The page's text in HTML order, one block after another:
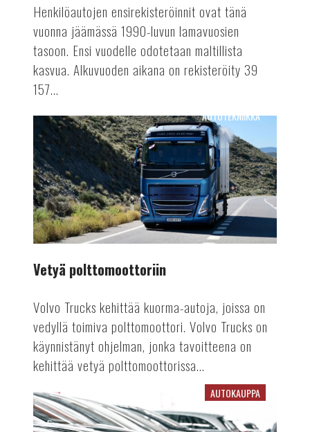
Henkilöautojen ensirekisteröinnit ovat tänä
vuonna jäämässä 1990-luvun lamavuosien
tasoon. Ensi vuodelle odotetaan maltillista
kasvua. Alkuvuoden aikana on rekisteröity 39
157...
Vetyä
polttomoottoriin
AUTOTEKNIIKKA
Vetyä polttomoottoriin
Volvo Trucks kehittää kuorma-autoja, joissa on
vedyllä toimiva polttomoottori. Volvo Trucks on
käynnistänyt ohjelman, jonka tavoitteena on
kehittää vetyä polttomoottorissa...
Suosikkimerkit
käytetyn
AUTOKAUPPA